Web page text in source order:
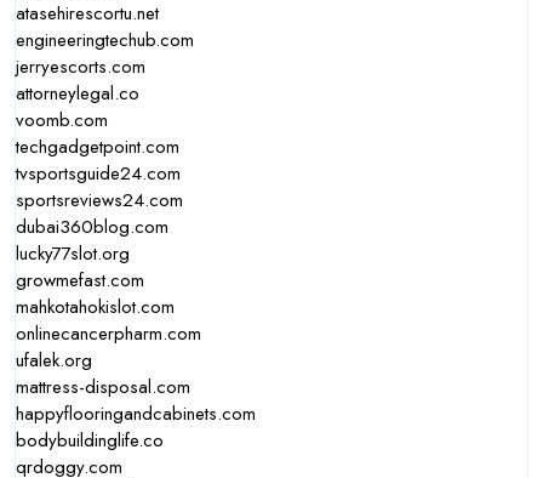
atasehirescortu.net
engineeringtechub.com
jerryescorts.com
attorneylegal.co
voomb.com
techgadgetpoint.com
tvsportsguide24.com
sportsreviews24.com
dubai360blog.com
lucky77slot.org
growmefast.com
mahkotahokislot.com
onlinecancerpharm.com
ufalek.org
mattress-disposal.com
happyflooringandcabinets.com
bodybuildinglife.co
qrdoggy.com